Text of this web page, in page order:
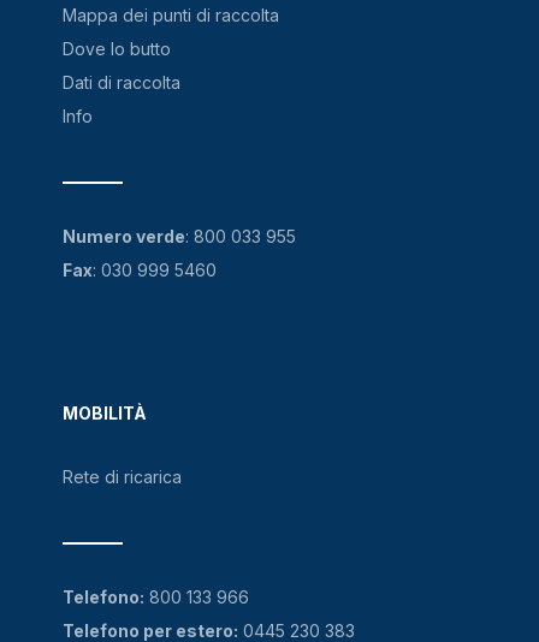
Mappa dei punti di raccolta
Dove lo butto
Dati di raccolta
Info
MOBILITÀ
Rete di ricarica
Numero verde: 800 033 955
Fax: 030 999 5460
Telefono: 800 133 966
Telefono per estero: 0445 230 383